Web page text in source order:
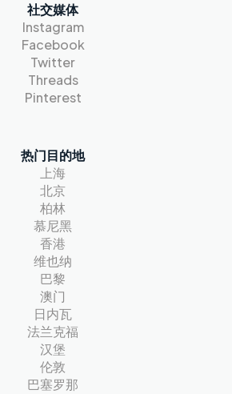
社交媒体
Instagram
Facebook
Twitter
Threads
Pinterest
热门目的地
上海
北京
柏林
慕尼黑
香港
维也纳
巴黎
澳门
日内瓦
法兰克福
汉堡
伦敦
巴塞罗那